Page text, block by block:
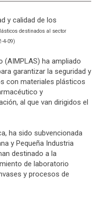
y calidad de los
destinados al sector
4-09)
(AIMPLAS) ha ampliado
garantizar la seguridad y
con materiales plásticos
y
al que van dirigidos el
ha sido subvencionada
y Pequeña Industria
destinado a la
de laboratorio
y procesos de